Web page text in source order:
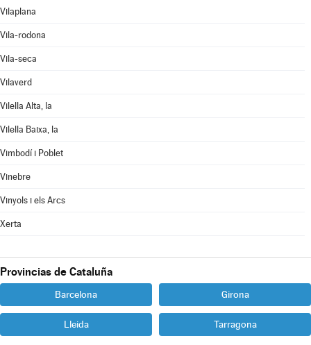
Vilaplana
Vila-rodona
Vila-seca
Vilaverd
Vilella Alta, la
Vilella Baixa, la
Vimbodí i Poblet
Vinebre
Vinyols i els Arcs
Xerta
Provincias de Cataluña
Barcelona Girona
Lleida Tarragona